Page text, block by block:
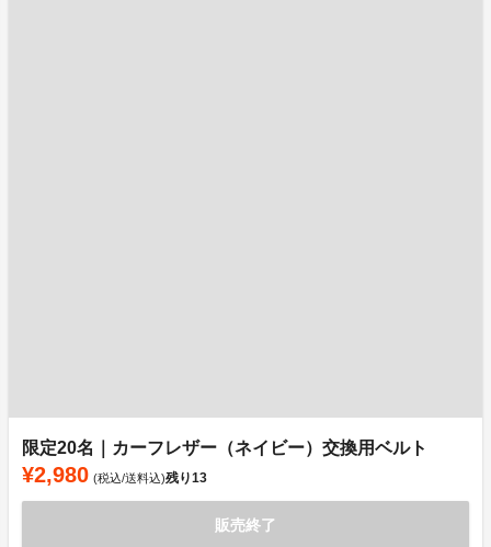
限定20名｜カーフレザー（ネイビー）交換用ベルト
¥2,980 (税込/送料込)残り13
販売終了